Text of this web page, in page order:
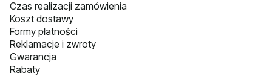
Czas realizacji zamówienia
Koszt dostawy
Formy płatności
Reklamacje i zwroty
Gwarancja
Rabaty